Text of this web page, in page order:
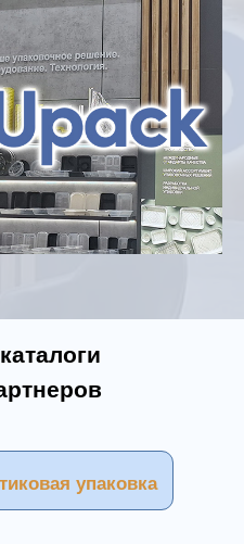
упаковка